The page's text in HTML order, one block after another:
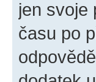
jen svoje
času po